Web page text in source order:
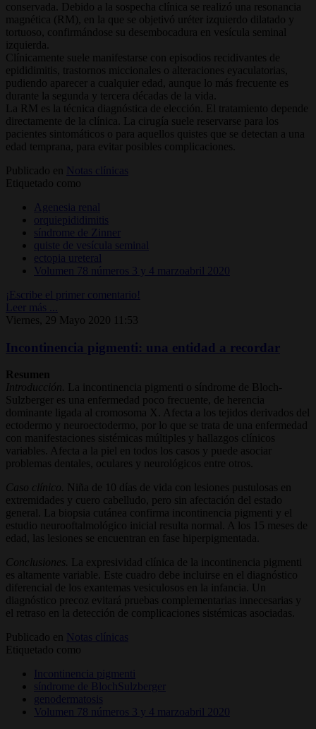
conservada. Debido a la sospecha clínica se realizó una resonancia
magnética (RM), en la que se objetivó uréter izquierdo dilatado y
tortuoso, confirmándose su desembocadura en vesícula seminal
izquierda.
Clínicamente suele manifestarse con episodios recidivantes de
epididimitis, trastornos miccionales o alteraciones eyaculatorias,
pudiendo aparecer a cualquier edad, aunque lo más frecuente es
durante la segunda y tercera décadas de la vida.
La RM es la técnica diagnóstica de elección. El tratamiento depende
directamente de la clínica. La cirugía suele reservarse para los
pacientes sintomáticos o para aquellos quistes que se detectan a una
edad temprana, para evitar posibles complicaciones.
Publicado en
Notas clínicas
Etiquetado como
Agenesia renal
orquiepididimitis
síndrome de Zinner
quiste de vesícula seminal
ectopia ureteral
Volumen 78 números 3 y 4 marzoabril 2020
¡Escribe el primer comentario!
Leer más ...
Viernes, 29 Mayo 2020 11:53
Incontinencia pigmenti: una entidad a recordar
Resumen
Introducción. La incontinencia pigmenti o síndrome de Bloch-
Sulzberger es una enfermedad poco frecuente, de herencia
dominante ligada al cromosoma X. Afecta a los tejidos derivados del
ectodermo y neuroectodermo, por lo que se trata de una enfermedad
con manifestaciones sistémicas múltiples y hallazgos clínicos
variables. Afecta a la piel en todos los casos y puede asociar
problemas dentales, oculares y neurológicos entre otros.
Caso clínico. Niña de 10 días de vida con lesiones pustulosas en
extremidades y cuero cabelludo, pero sin afectación del estado
general. La biopsia cutánea confirma incontinencia pigmenti y el
estudio neurooftalmológico inicial resulta normal. A los 15 meses de
edad, las lesiones se encuentran en fase hiperpigmentada.
Conclusiones. La expresividad clínica de la incontinencia pigmenti
es altamente variable. Este cuadro debe incluirse en el diagnóstico
diferencial de los exantemas vesiculosos en la infancia. Un
diagnóstico precoz evitará pruebas complementarias innecesarias y
el retraso en la detección de complicaciones sistémicas asociadas.
Publicado en
Notas clínicas
Etiquetado como
Incontinencia pigmenti
síndrome de BlochSulzberger
genodermatosis
Volumen 78 números 3 y 4 marzoabril 2020